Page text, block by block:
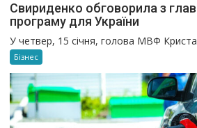
Свириденко обговорила з
програму для України
У четвер, 15 січня, голова МВФ
Бізнес